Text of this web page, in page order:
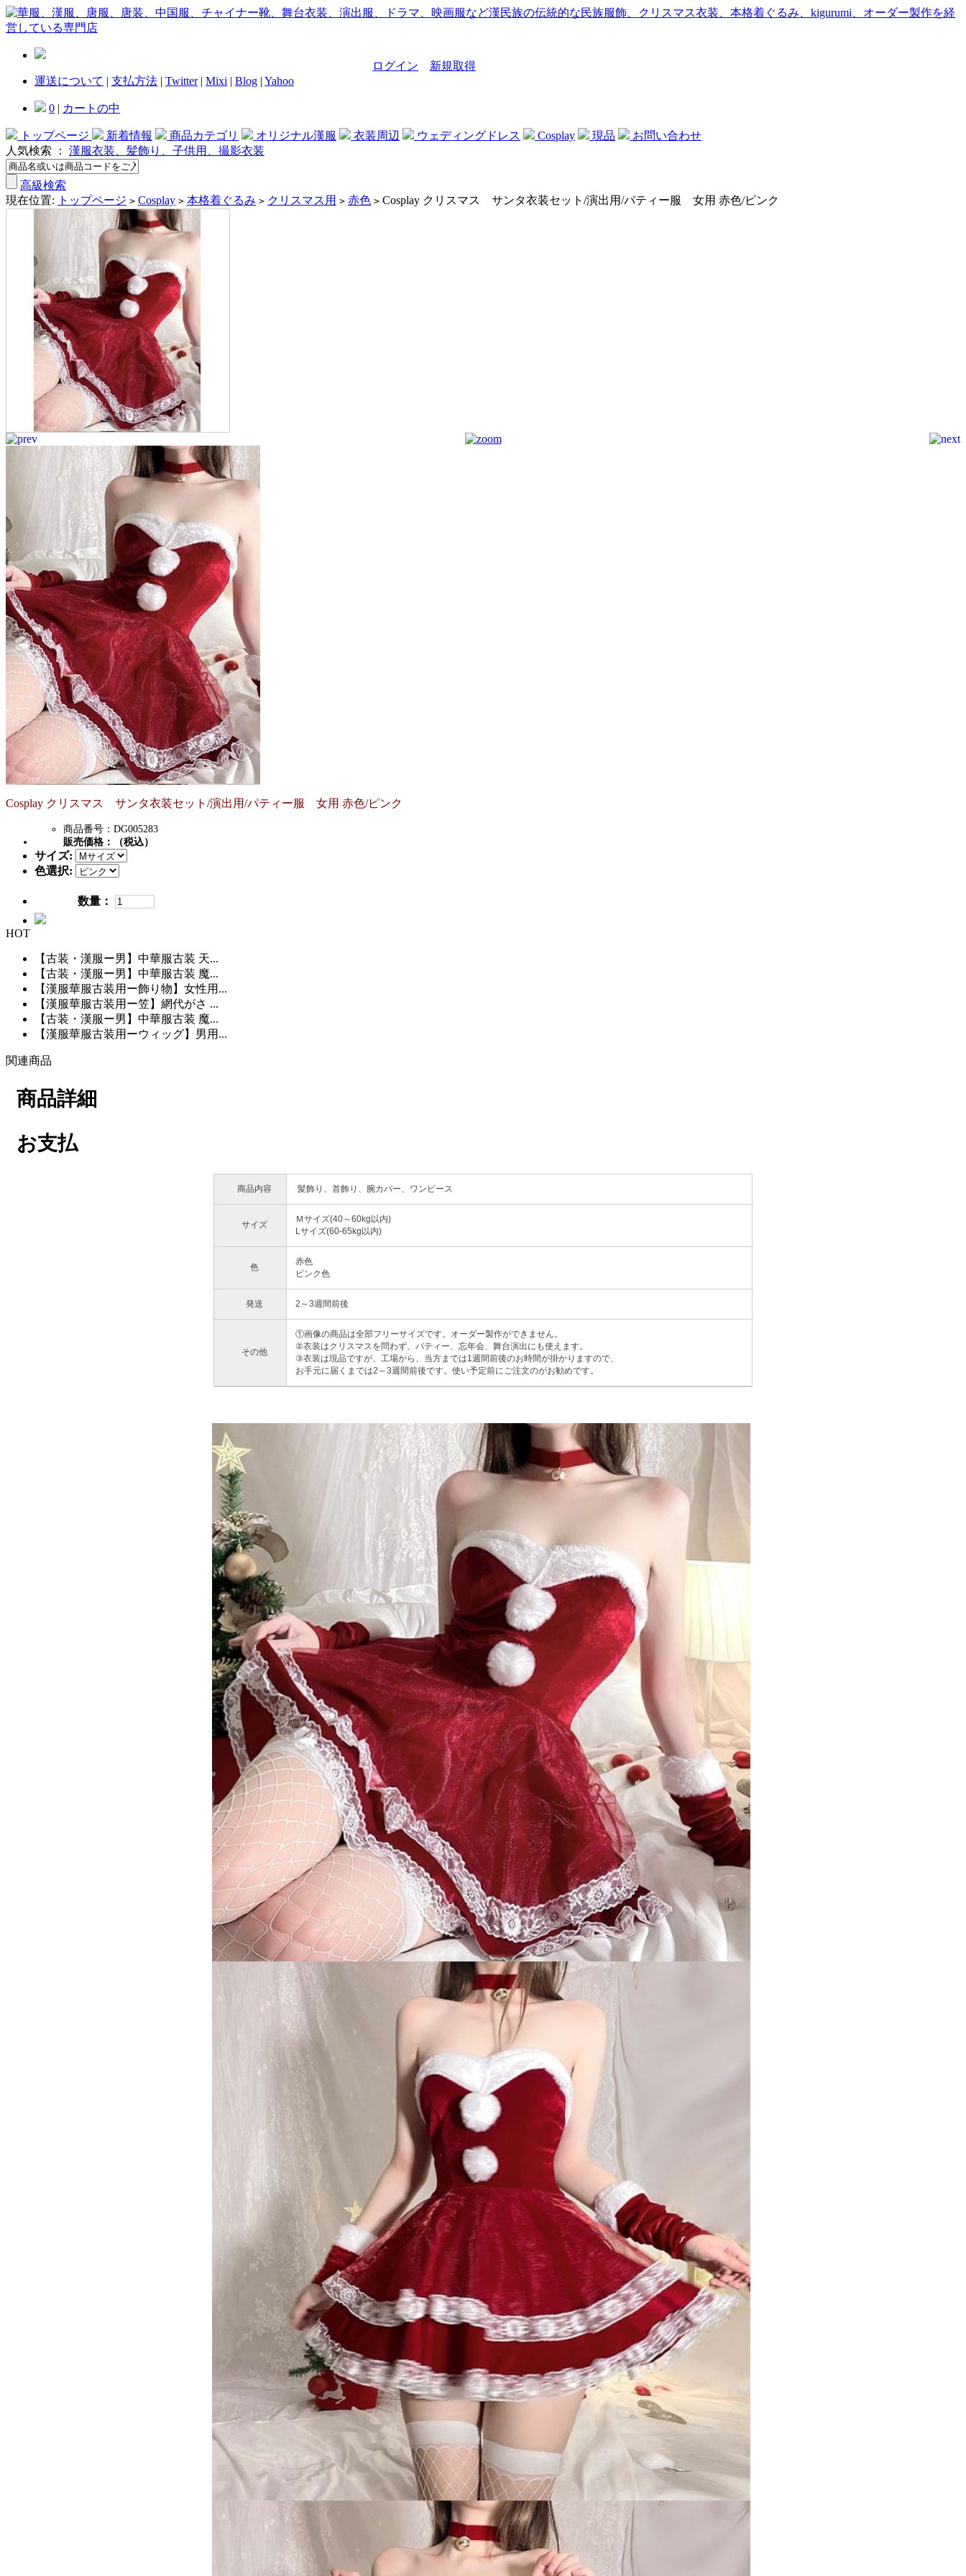
ログイン
新規取得
運送について | 支払方法 | Twitter| Mixi | Blog | Yahoo
0 | カートの中
トップページ 新着情報 商品カテゴリ オリジナル漢服 衣装周辺 ウェディングドレス Cosplay 現品
お問い合わせ
人気検索 ： 漢服衣装、髪飾り、子供用、撮影衣装
高級検索
現在位置:
トップページ > Cosplay > 本格着ぐるみ > クリスマス用 > 赤色 > Cosplay クリスマス サンタ衣装セット/演出用/パティー服 女用 赤色/ピンク
Cosplay クリスマス サンタ衣装セット/演出用/パティー服 女用 赤色/ピンク
商品番号：DG005283
販売価格：
（税込）
サイズ:
色選択:
数量：
HOT
【古装・漢服ー男】中華服古装 天...
【古装・漢服ー男】中華服古装 魔...
【漢服華服古装用ー飾り物】女性用...
【漢服華服古装用ー笠】網代がさ ...
【古装・漢服ー男】中華服古装 魔...
【漢服華服古装用ーウィッグ】男用...
関連商品
商品詳細
お支払
商品内容 髪飾り、首飾り、腕カバー、ワンピース
サイズ
Ｍサイズ(40～60kg以内)
Lサイズ(60-65kg以内)
色
赤色
ピンク色
発送 2～3週間前後
その他
①画像の商品は全部フリーサイズです。オーダー製作ができません。
②衣装はクリスマスを問わず、パティー、忘年会、舞台演出にも使えます。
③衣装は現品ですが、工場から、当方までは1週間前後のお時間が掛かりますので、
お手元に届くまでは2～3週間前後です。使い予定前にご注文のがお勧めです。